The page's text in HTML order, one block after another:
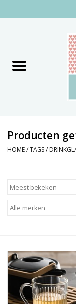
Decoratie
Textiel
NIEUW!
Sale!
Producten
HOME/TAGS/